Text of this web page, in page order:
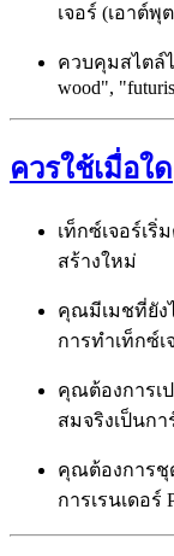
เจอร์ (เอาต์พุ
ควบคุมสไตล์ไ
wood",
ควรใช้เมื่อใด
เท็กซ์เจอร์เริ่
สร้างใหม่
คุณมีเมชที่ยัง
การทำเท็กซ์
คุณต้องการเ
สมจริงเป็นกา
คุณต้องการชุ
การเรนเดอร์